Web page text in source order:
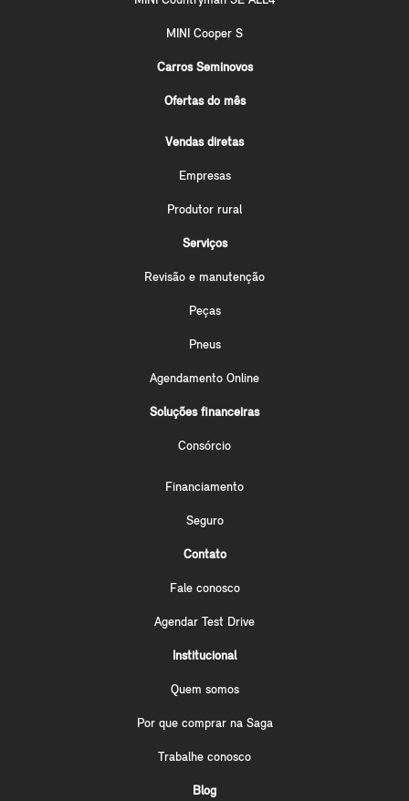
MINI Cooper S
Carros Seminovos
Ofertas do mês
Vendas diretas
Empresas
Produtor rural
Serviços
Revisão e manutenção
Peças
Pneus
Agendamento Online
Soluções financeiras
Consórcio
Financiamento
Seguro
Contato
Fale conosco
Agendar Test Drive
Institucional
Quem somos
Por que comprar na Saga
Trabalhe conosco
Blog